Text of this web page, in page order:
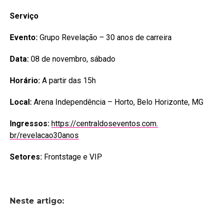
Serviço
Evento: Grupo Revelação – 30 anos de carreira
Data: 08 de novembro, sábado
Horário: A partir das 15h
Local: Arena Independência – Horto, Belo Horizonte, MG
Ingressos: https://centraldoseventos.com.
br/revelacao30anos
Setores: Frontstage e VIP
Neste artigo: